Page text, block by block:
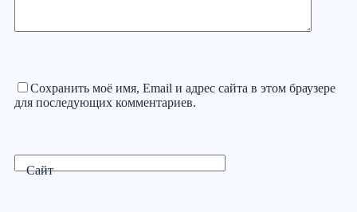
Сохранить моё имя, Email и адрес сайта в этом браузере
для последующих комментариев.
Сайт